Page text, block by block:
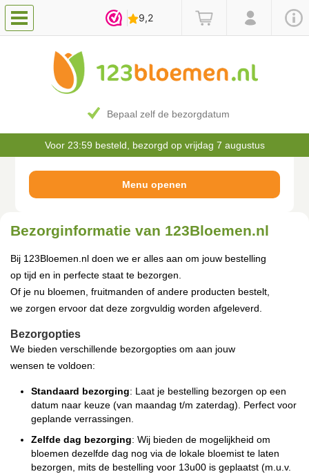
Bepaal zelf de bezorgdatum
Voor 23:59 besteld, bezorgd op vrijdag 7 augustus
Bezorginformatie van 123Bloemen.nl
Bij 123Bloemen.nl doen we er alles aan om jouw bestelling
op tijd en in perfecte staat te bezorgen.
Of je nu bloemen, fruitmanden of andere producten bestelt,
we zorgen ervoor dat deze zorgvuldig worden afgeleverd.
Bezorgopties
We bieden verschillende bezorgopties om aan jouw
wensen te voldoen:
Standaard bezorging: Laat je bestelling bezorgen op een
datum naar keuze (van maandag t/m zaterdag). Perfect voor
geplande verrassingen.
Zelfde dag bezorging: Wij bieden de mogelijkheid om
bloemen dezelfde dag nog via de lokale bloemist te laten
bezorgen, mits de bestelling voor 13u00 is geplaatst (m.u.v.